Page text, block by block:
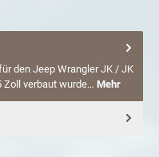
den Jeep Wrangler JK / JK
Zoll verbaut wurde… Mehr